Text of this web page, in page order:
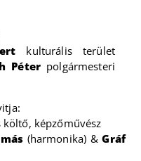
kulturális terület
Péter polgármesteri
képzőművész
(harmonika) &Gráf